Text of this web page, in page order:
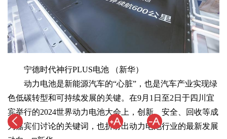
宁德时代神行PLUS电池 （新华）
动力电池是新能源汽车的“心脏”，也是汽车产业实现绿
色低碳转型和可持续发展的关键。在9月1日至2日于四川宜
宾举行的2024世界动力电池大会上，创新、安全、回收等成
为嘉宾们讨论的关键词，也折射出动力电池行业的最新发展